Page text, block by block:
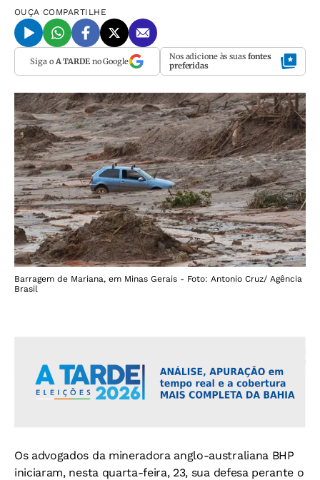
OUÇA COMPARTILHE
Siga o A TARDEno Google Nos adicione às suas fontes
preferidas
Barragem de Mariana, em Minas Gerais - Foto: Antonio Cruz/ Agência
Brasil
Os advogados da mineradora anglo-australiana BHP
iniciaram, nesta quarta-feira, 23, sua defesa perante o